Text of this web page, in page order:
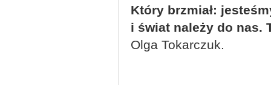
Który brzmiał:
i świat należy do nas.
Olga Tokarczuk.